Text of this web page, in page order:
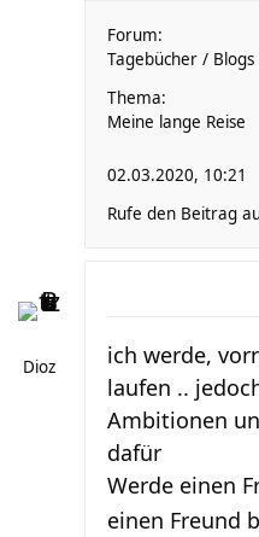
Forum:
Tagebücher /
Thema:
Meine lange Reise
02.03.2020, 10:21
Rufe den Beitrag
Dioz
ich werde,
laufen ..
Ambitionen
dafür
Werde einen
einen Freund